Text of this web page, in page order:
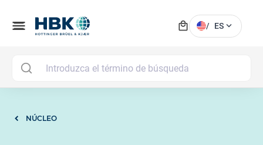
menu local_mall / ES expand_more
NÚCLEO